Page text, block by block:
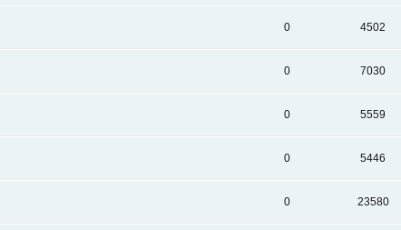
0 4502
0 7030
0 5559
0 5446
0 23580